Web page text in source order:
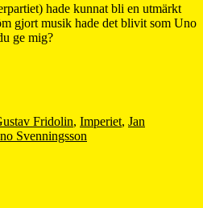
hade kunnat bli en utmärkt
gjort musik hade det blivit som Uno
ge mig?
Fridolin, Imperiet, Jan
Svenningsson